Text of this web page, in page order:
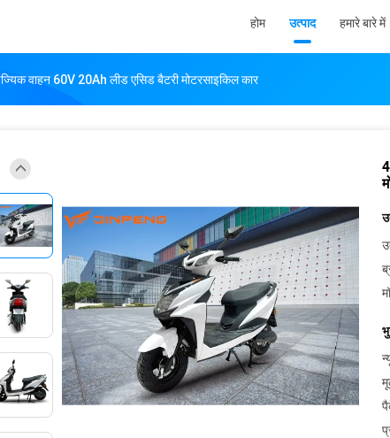
होम उत्पाद हमारे बारे में
वाहन 60V 20Ah लीड एसिड बैटरी मोटरसाइकिल कार